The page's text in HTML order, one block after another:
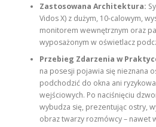
Zastosowana Architektura:
Vidos X) z dużym, 10-calowym,
monitorem wewnętrznym oraz
wyposażonym w oświetlacz
Przebieg Zdarzenia w
na posesji pojawia się nieznana
podchodzić do okna ani
wejściowych. Po naciśnięciu
wybudza się, prezentując ostry,
obraz twarzy rozmówcy – nawet